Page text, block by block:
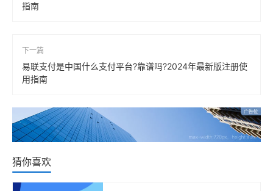
指南
下一篇
易联支付是中国什么支付平台?靠谱吗?2024年最新版注册使
用指南
猜你喜欢